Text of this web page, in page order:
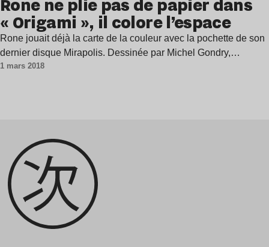
Rone ne plie pas de papier dans
« Origami », il colore l’espace
Rone jouait déjà la carte de la couleur avec la pochette de son
dernier disque Mirapolis. Dessinée par Michel Gondry,…
1 mars 2018